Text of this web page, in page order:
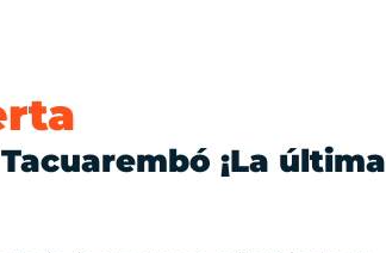
¡La última